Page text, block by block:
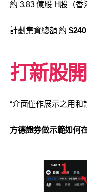
約 3.83 億股 H股（香
計劃集資總額 約
打新股
“介面僅作展示之用和
方德證券做示範如何